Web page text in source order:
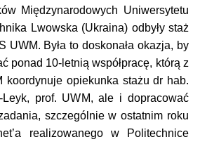
Międzynarodowych Uniwersytetu
Lwowska (Ukraina) odbyły staż
UWM. Była to doskonała okazja, by
ponad 10-letnią współpracę, którą z
koordynuje opiekunka stażu dr hab.
Leyk, prof. UWM, ale i dopracować
szczególnie w ostatnim roku
realizowanego w Politechnice